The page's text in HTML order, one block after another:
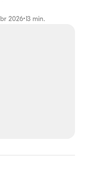
2026•13 min.